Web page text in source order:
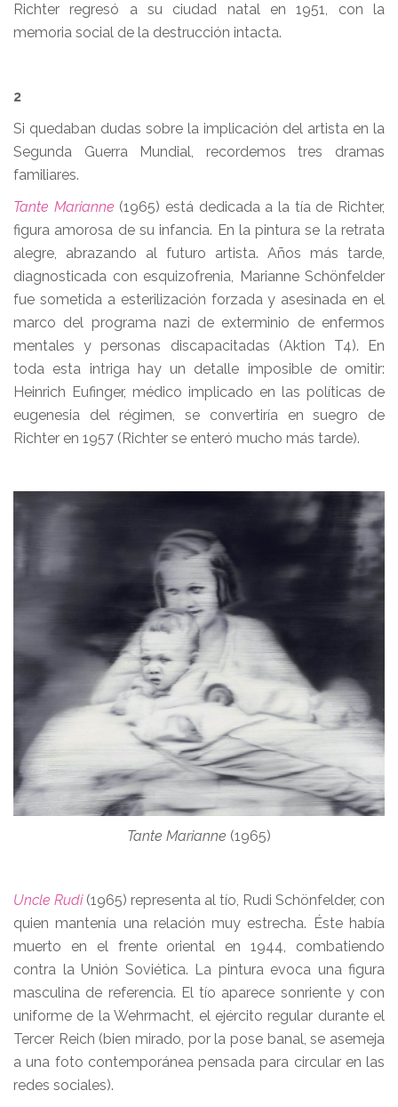
Richter regresó a su ciudad natal en 1951, con la
memoria social de la destrucción intacta.
2
Si quedaban dudas sobre la implicación del artista en la
Segunda Guerra Mundial, recordemos tres dramas
familiares.
Tante Marianne (1965) está dedicada a la tía de Richter,
figura amorosa de su infancia. En la pintura se la retrata
alegre, abrazando al futuro artista. Años más tarde,
diagnosticada con esquizofrenia, Marianne Schönfelder
fue sometida a esterilización forzada y asesinada en el
marco del programa nazi de exterminio de enfermos
mentales y personas discapacitadas (Aktion T4). En
toda esta intriga hay un detalle imposible de omitir:
Heinrich Eufinger, médico implicado en las políticas de
eugenesia del régimen, se convertiría en suegro de
Richter en 1957 (Richter se enteró mucho más tarde).
Tante Marianne (1965)
Uncle Rudi(1965) representa al tío, Rudi Schönfelder, con
quien mantenía una relación muy estrecha. Éste había
muerto en el frente oriental en 1944, combatiendo
contra la Unión Soviética. La pintura evoca una figura
masculina de referencia. El tío aparece sonriente y con
uniforme de la Wehrmacht, el ejército regular durante el
Tercer Reich (bien mirado, por la pose banal, se asemeja
a una foto contemporánea pensada para circular en las
redes sociales).